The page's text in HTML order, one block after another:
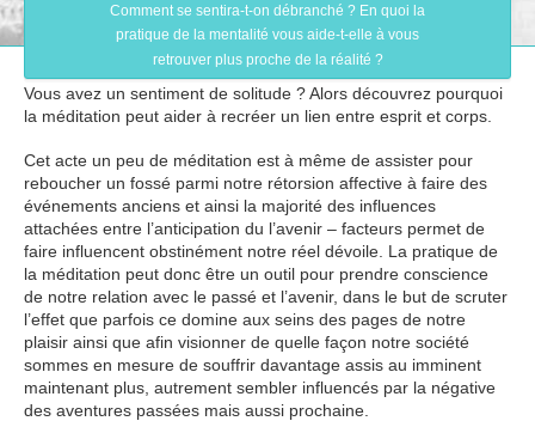
Comment se sentira-t-on débranché ? En quoi la
pratique de la mentalité vous aide-t-elle à vous
retrouver plus proche de la réalité ?
Vous avez un sentiment de solitude ? Alors découvrez pourquoi
la méditation peut aider à recréer un lien entre esprit et corps.
Cet acte un peu de méditation est à même de assister pour
reboucher un fossé parmi notre rétorsion affective à faire des
événements anciens et ainsi la majorité des influences
attachées entre l’anticipation du l’avenir – facteurs permet de
faire influencent obstinément notre réel dévoile. La pratique de
la méditation peut donc être un outil pour prendre conscience
de notre relation avec le passé et l’avenir, dans le but de scruter
l’effet que parfois ce domine aux seins des pages de notre
plaisir ainsi que afin visionner de quelle façon notre société
sommes en mesure de souffrir davantage assis au imminent
maintenant plus, autrement sembler influencés par la négative
des aventures passées mais aussi prochaine.